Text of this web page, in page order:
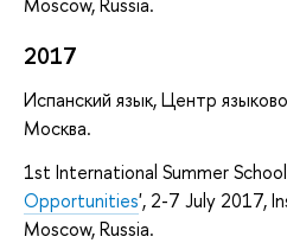
2017
Испанский язык, Центр
Москва.
1st International Summer
Opportunities', 2-7 July 2017,
Moscow, Russia.